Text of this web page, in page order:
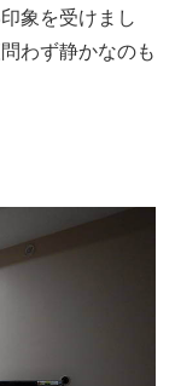
象を受けまし
わず静かなのも